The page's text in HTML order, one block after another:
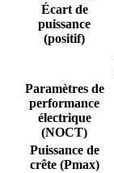
Écart de
puissance
(positif)
Paramètres de
performance
électrique
(NOCT)
Puissance de
crête (Pmax)